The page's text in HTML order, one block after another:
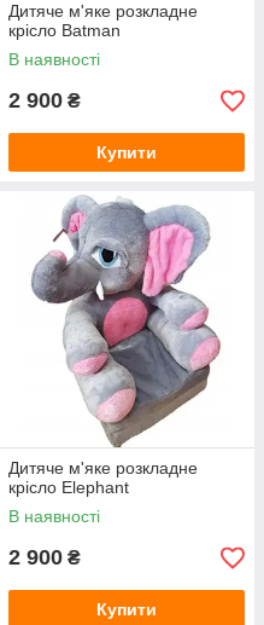
Дитяче м'яке розкладне
крісло Batman
В наявності
2 900 ₴
Купити
Дитяче м'яке розкладне
крісло Elephant
В наявності
2 900 ₴
Купити